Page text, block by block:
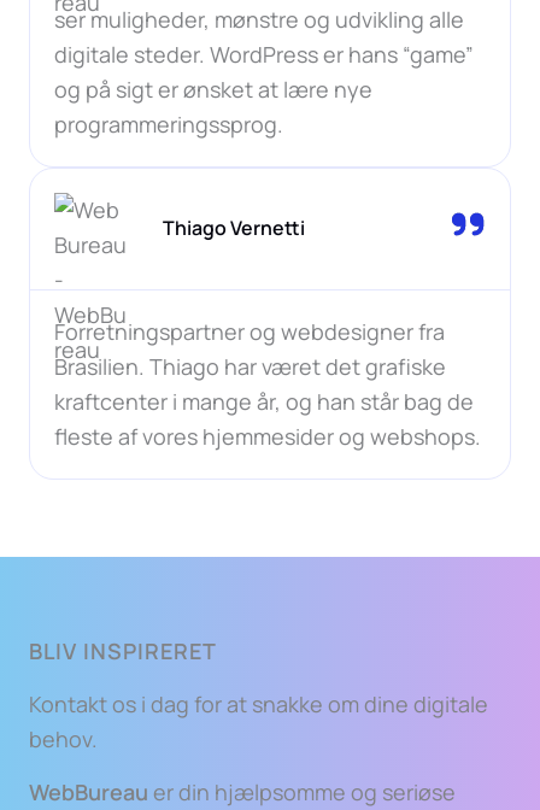
ser muligheder, mønstre og udvikling alle
digitale steder. WordPress er hans “game”
og på sigt er ønsket at lære nye
programmeringssprog.
Thiago Vernetti
Forretningspartner og webdesigner fra
Brasilien. Thiago har været det grafiske
kraftcenter i mange år, og han står bag de
fleste af vores hjemmesider og webshops.
BLIV INSPIRERET
Kontakt os i dag for at snakke om dine digitale
behov.
WebBureau er din hjælpsomme og seriøse